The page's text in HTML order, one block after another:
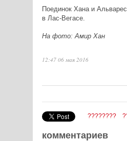
Поединок Хана и
в Лас-Вегасе.
На фото: Амир Хан
12:47 06 мая 2016
????????
комментариев